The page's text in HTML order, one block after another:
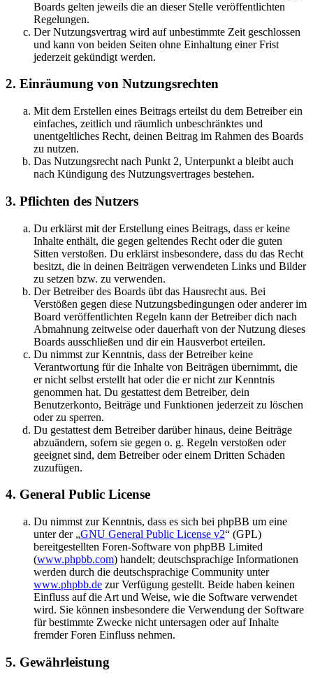
Boards gelten jeweils die an dieser Stelle veröffentlichten
Regelungen.
Der Nutzungsvertrag wird auf unbestimmte Zeit geschlossen
und kann von beiden Seiten ohne Einhaltung einer Frist
jederzeit gekündigt werden.
2. Einräumung von Nutzungsrechten
Mit dem Erstellen eines Beitrags erteilst du dem Betreiber ein
einfaches, zeitlich und räumlich unbeschränktes und
unentgeltliches Recht, deinen Beitrag im Rahmen des Boards
zu nutzen.
Das Nutzungsrecht nach Punkt 2, Unterpunkt a bleibt auch
nach Kündigung des Nutzungsvertrages bestehen.
3. Pflichten des Nutzers
Du erklärst mit der Erstellung eines Beitrags, dass er keine
Inhalte enthält, die gegen geltendes Recht oder die guten
Sitten verstoßen. Du erklärst insbesondere, dass du das Recht
besitzt, die in deinen Beiträgen verwendeten Links und Bilder
zu setzen bzw. zu verwenden.
Der Betreiber des Boards übt das Hausrecht aus. Bei
Verstößen gegen diese Nutzungsbedingungen oder anderer im
Board veröffentlichten Regeln kann der Betreiber dich nach
Abmahnung zeitweise oder dauerhaft von der Nutzung dieses
Boards ausschließen und dir ein Hausverbot erteilen.
Du nimmst zur Kenntnis, dass der Betreiber keine
Verantwortung für die Inhalte von Beiträgen übernimmt, die
er nicht selbst erstellt hat oder die er nicht zur Kenntnis
genommen hat. Du gestattest dem Betreiber, dein
Benutzerkonto, Beiträge und Funktionen jederzeit zu löschen
oder zu sperren.
Du gestattest dem Betreiber darüber hinaus, deine Beiträge
abzuändern, sofern sie gegen o. g. Regeln verstoßen oder
geeignet sind, dem Betreiber oder einem Dritten Schaden
zuzufügen.
4. General Public License
Du nimmst zur Kenntnis, dass es sich bei phpBB um eine
unter der „GNU General Public License v2“ (GPL)
bereitgestellten Foren-Software von phpBB Limited
(www.phpbb.com) handelt; deutschsprachige Informationen
werden durch die deutschsprachige Community unter
www.phpbb.de zur Verfügung gestellt. Beide haben keinen
Einfluss auf die Art und Weise, wie die Software verwendet
wird. Sie können insbesondere die Verwendung der Software
für bestimmte Zwecke nicht untersagen oder auf Inhalte
fremder Foren Einfluss nehmen.
5. Gewährleistung